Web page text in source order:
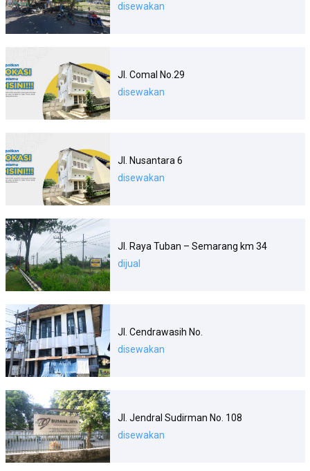
disewakan
Jl. Comal No.29
disewakan
Jl. Nusantara 6
disewakan
Jl. Raya Tuban – Semarang km 34
dijual
Jl. Cendrawasih No.
disewakan
Jl. Jendral Sudirman No. 108
disewakan